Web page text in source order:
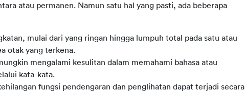
atau permanen. Namun satu hal yang pasti, ada beberapa
mulai dari yang ringan hingga lumpuh total pada satu atau
otak yang terkena.
mengalami kesulitan dalam memahami bahasa atau
kata-kata.
fungsi pendengaran dan penglihatan dapat terjadi secara